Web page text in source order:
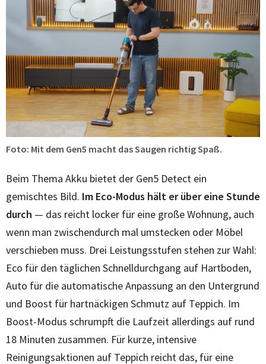
Foto: Mit dem Gen5 macht das Saugen richtig Spaß.
Beim Thema Akku bietet der Gen5 Detect ein
gemischtes Bild. Im Eco-Modus hält er über eine Stunde
durch — das reicht locker für eine große Wohnung, auch
wenn man zwischendurch mal umstecken oder Möbel
verschieben muss. Drei Leistungsstufen stehen zur Wahl:
Eco für den täglichen Schnelldurchgang auf Hartboden,
Auto für die automatische Anpassung an den Untergrund
und Boost für hartnäckigen Schmutz auf Teppich. Im
Boost-Modus schrumpft die Laufzeit allerdings auf rund
18 Minuten zusammen. Für kurze, intensive
Reinigungsaktionen auf Teppich reicht das, für eine